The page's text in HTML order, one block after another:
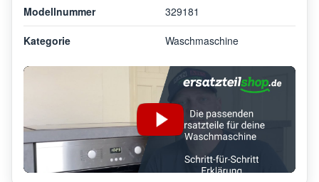
Modellnummer 329181
Kategorie Waschmaschine